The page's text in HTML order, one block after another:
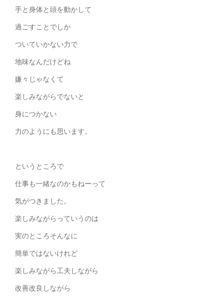
手と身体と頭を動かして
過ごすことでしか
ついていかない力で
地味なんだけどね
嫌々じゃなくて
楽しみながらでないと
身につかない
力のようにも思います。
というところで
仕事も一緒なのかもねーって
気がつきました。
楽しみながらっていうのは
実のところそんなに
簡単ではないけれど
楽しみながら工夫しながら
改善改良しながら